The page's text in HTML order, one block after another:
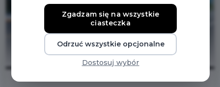
Zgadzam się na wszystkie
ciasteczka
Odrzuć wszystkie opcjonalne
Dostosuj wybór